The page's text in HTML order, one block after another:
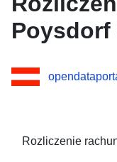
Poysdorf
Rozliczenie